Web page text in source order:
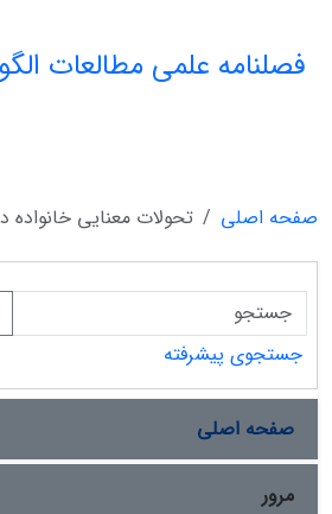
فصلنامه علمی مطالعات
صفحه اصلی تحولات معنایی خانواده
جستجوی پیشرفته
صفحه اصلی
مرور